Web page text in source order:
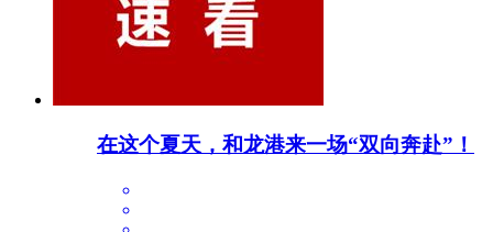
在这个夏天，和龙港来一场“双向奔赴”！